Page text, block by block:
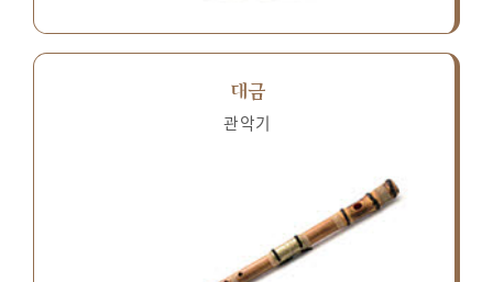
대금
관악기